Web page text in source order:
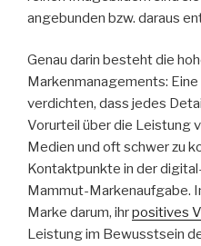
angebunden bzw. daraus
Genau darin besteht die
Markenmanagements:
verdichten, dass jedes
Vorurteil über die Leistung
Medien und oft schwer zu
Kontaktpunkte in der
Mammut-Markenaufgabe.
Marke darum, ihrpositives
Leistung im Bewusstsein